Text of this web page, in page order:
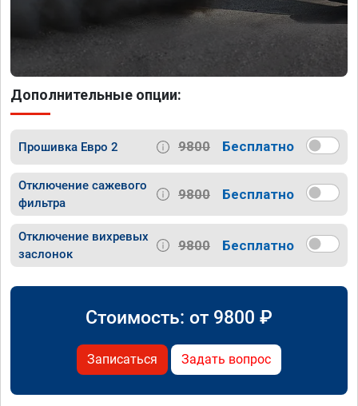
Дополнительные опции:
Прошивка Евро 2 9800 Бесплатно
Отключение сажевого
фильтра
9800 Бесплатно
Отключение вихревых
заслонок
9800 Бесплатно
Стоимость: от 9800 ₽
Записаться Задать вопрос